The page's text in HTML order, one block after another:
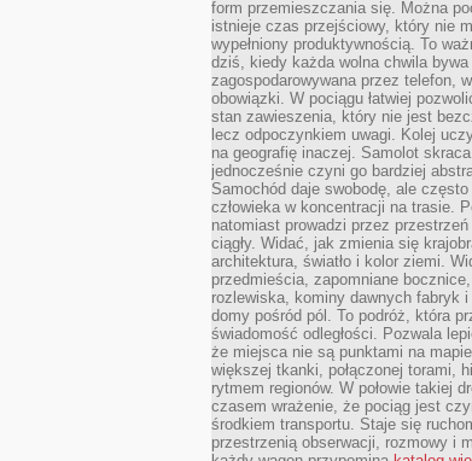
form przemieszczania się. Można
istnieje czas przejściowy, który nie
wypełniony produktywnością. To
dziś, kiedy każda wolna chwila
zagospodarowywana przez telefon,
obowiązki. W pociągu łatwiej
stan zawieszenia, który nie jest
lecz odpoczynkiem uwagi. Kolej
na geografię inaczej. Samolot
jednocześnie czyni go bardziej
Samochód daje swobodę, ale
człowieka w koncentracji na trasie.
natomiast prowadzi przez
ciągły. Widać, jak zmienia się
architektura, światło i kolor ziemi.
przedmieścia, zapomniane bocznice,
rozlewiska, kominy dawnych fabryk
domy pośród pól. To podróż, która
świadomość odległości. Pozwala
że miejsca nie są punktami na
większej tkanki, połączonej torami,
rytmem regionów. W połowie takiej
czasem wrażenie, że pociąg jest
środkiem transportu. Staje się
przestrzenią obserwacji, rozmowy i